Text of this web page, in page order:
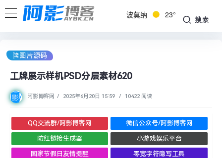
波莫纳 23°
搜索
🎏图片源码
工牌展示样机PSD分层素材620
阿影博客网 / 2025年6月20日 15:59 / 10422 阅读
QQ交流群/阿影博客网 微信公众号/阿影博客网
防红链接生成器 小游戏娱乐平台
国家节假日友情提醒 零宽字符隐写工具